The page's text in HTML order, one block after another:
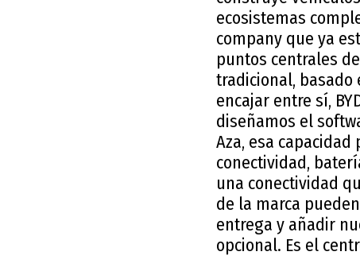
ecosistemas
company que ya
puntos centrales
tradicional, basado
encajar entre sí,
diseñamos el
Aza, esa
conectividad,
una conectividad
de la marca
entrega y añadir
opcional. Es el